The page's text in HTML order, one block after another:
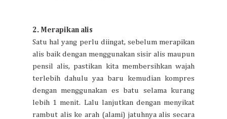
2. Merapikan alis
Satu hal yang perlu diingat, sebelum merapikan
alis baik dengan menggunakan sisir alis maupun
pensil alis, pastikan kita membersihkan wajah
terlebih dahulu yaa baru kemudian kompres
dengan menggunakan es batu selama kurang
lebih 1 menit. Lalu lanjutkan dengan menyikat
rambut alis ke arah (alami) jatuhnya alis secara